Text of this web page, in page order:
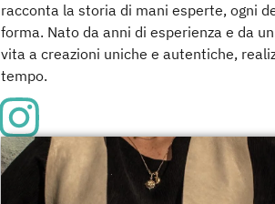
racconta la storia di mani esperte, ogni
forma. Nato da anni di esperienza e da
vita a creazioni uniche e autentiche,
tempo.